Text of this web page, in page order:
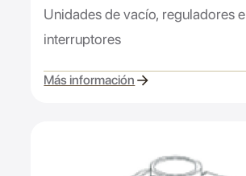
Unidades de vacío, reguladores e
interruptores
Más información